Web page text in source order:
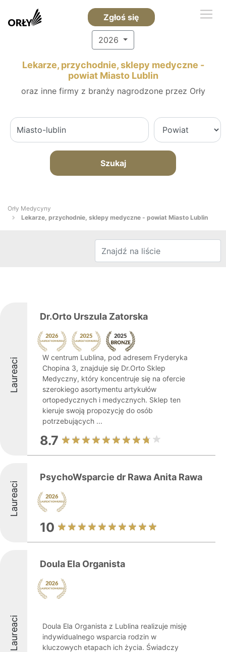
Zgłoś się
2026
Lekarze, przychodnie, sklepy medyczne -
powiat Miasto Lublin
oraz inne firmy z branży nagrodzone przez Orły
Szukaj
Orły Medycyny
Lekarze, przychodnie, sklepy medyczne - powiat Miasto Lublin
Laureaci
Dr.Orto Urszula Zatorska
W centrum Lublina, pod adresem Fryderyka
Chopina 3, znajduje się Dr.Orto Sklep
Medyczny, który koncentruje się na ofercie
szerokiego asortymentu artykułów
ortopedycznych i medycznych. Sklep ten
kieruje swoją propozycję do osób
potrzebujących ...
8.7
Laureaci
PsychoWsparcie dr Rawa Anita Rawa
10
Laureaci
Doula Ela Organista
Doula Ela Organista z Lublina realizuje misję
indywidualnego wsparcia rodzin w
kluczowych etapach ich życia. Świadczy